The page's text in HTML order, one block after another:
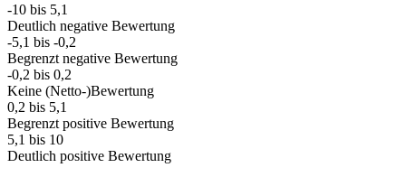
-10 bis 5,1
Deutlich negative Bewertung
-5,1 bis -0,2
Begrenzt negative Bewertung
-0,2 bis 0,2
Keine (Netto-)Bewertung
0,2 bis 5,1
Begrenzt positive Bewertung
5,1 bis 10
Deutlich positive Bewertung